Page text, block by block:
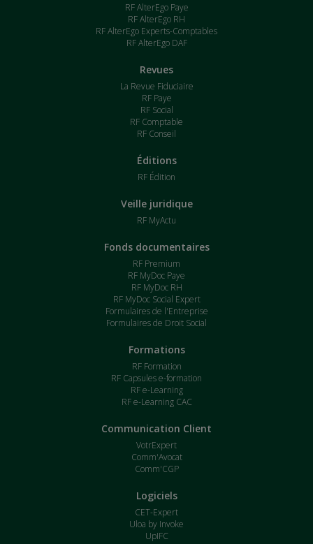
RF AlterEgo Paye
RF AlterEgo RH
RF AlterEgo Experts-Comptables
RF AlterEgo DAF
Revues
La Revue Fiduciaire
RF Paye
RF Social
RF Comptable
RF Conseil
Éditions
RF Édition
Veille juridique
RF MyActu
Fonds documentaires
RF Premium
RF MyDoc Paye
RF MyDoc RH
RF MyDoc Social Expert
Formulaires de l'Entreprise
Formulaires de Droit Social
Formations
RF Formation
RF Capsules e-formation
RF e-Learning
RF e-Learning CAC
Communication Client
VotrExpert
Comm'Avocat
Comm'CGP
Logiciels
CET-Expert
Uloa by Invoke
UpIFC